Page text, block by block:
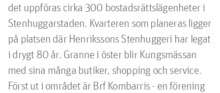
det uppföras cirka 300 bostadsrättslägenheter i
Stenhuggarstaden. Kvarteren som planeras ligger
på platsen där Henrikssons Stenhuggeri har legat
i drygt 80 år. Granne i öster blir Kungsmässan
med sina många butiker, shopping och service.
Först ut i området är Brf Kombarris - en förening